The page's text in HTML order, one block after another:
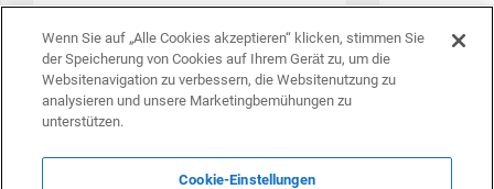
Wenn Sie auf „Alle Cookies akzeptieren“ klicken, stimmen Sie
der Speicherung von Cookies auf Ihrem Gerät zu, um die
Websitenavigation zu verbessern, die Websitenutzung zu
analysieren und unsere Marketingbemühungen zu
unterstützen.
Cookie-Einstellungen